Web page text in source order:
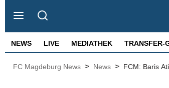
NEWS LIVE MEDIATHEK TRANSFER-
FC Magdeburg News > News > FCM: Baris